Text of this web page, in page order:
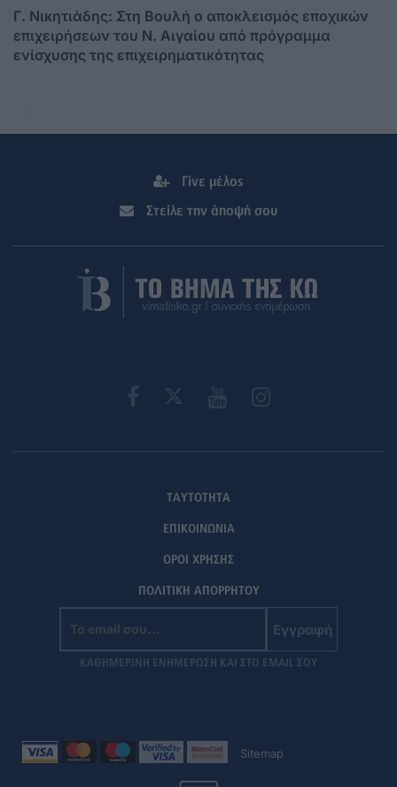
Γ. Νικητιάδης: Στη Βουλή ο αποκλεισμός εποχικών
επιχειρήσεων του Ν. Αιγαίου από πρόγραμμα
ενίσχυσης της επιχειρηματικότητας
Γίνε μέλος
Στείλε την άποψή σου
ΤΑΥΤΟΤΗΤΑ
ΕΠΙΚΟΙΝΩΝΙΑ
ΟΡΟΙ ΧΡΗΣΗΣ
ΠΟΛΙΤΙΚΗ ΑΠΟΡΡΗΤΟΥ
Εγγραφή
ΚΑΘΗΜΕΡΙΝΗ ΕΝΗΜΕΡΩΣΗ ΚΑΙ ΣΤΟ EMAIL ΣΟΥ
Sitemap